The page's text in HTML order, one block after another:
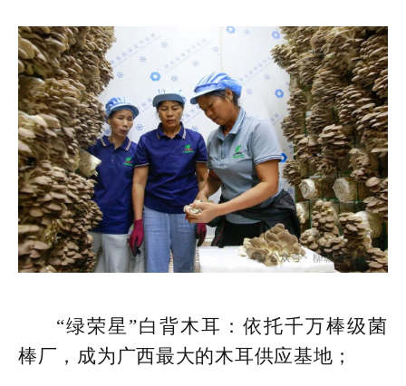
“绿荣星”白背木耳：依托千万棒级菌
棒厂，成为广西最大的木耳供应基地；